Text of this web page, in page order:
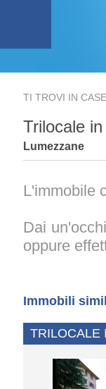
TI TROVI IN
Trilocale
Lumezzane
L'immobile
Dai
oppure
Immobili
TRILOCALE